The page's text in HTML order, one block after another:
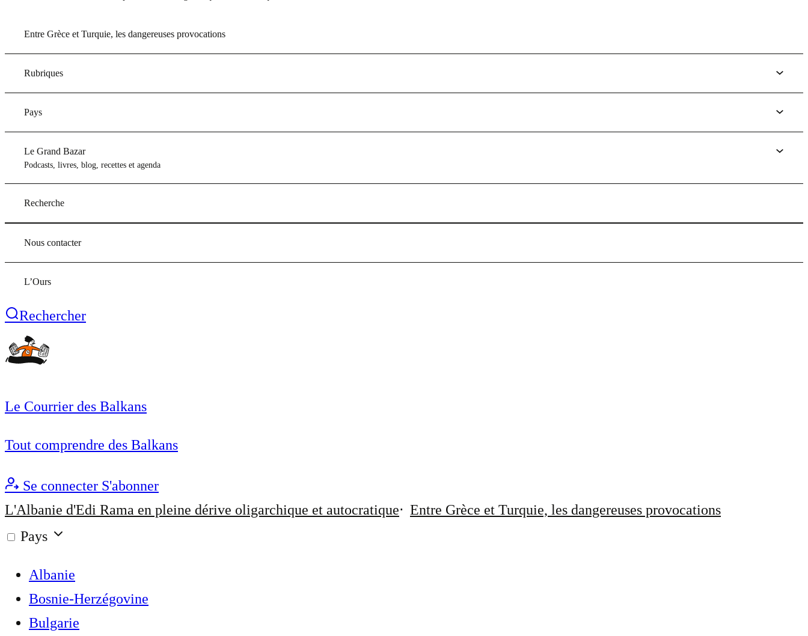
Entre Grèce et Turquie, les dangereuses provocations
Rubriques
Pays
Le Grand Bazar
Podcasts, livres, blog, recettes et agenda
Recherche
Nous contacter
L’Ours
Rechercher
Le Courrier des Balkans
Tout comprendre des Balkans
Se connecter S'abonner
L'Albanie d'Edi Rama en pleine dérive oligarchique et autocratique
Entre Grèce et Turquie, les dangereuses provocations
Pays
Albanie
Bosnie-Herzégovine
Bulgarie